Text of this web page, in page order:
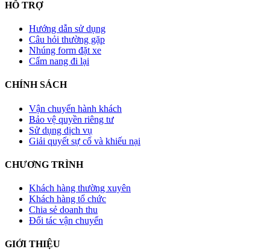
HỖ TRỢ
Hướng dẫn sử dụng
Câu hỏi thường gặp
Nhúng form đặt xe
Cẩm nang đi lại
CHÍNH SÁCH
Vận chuyển hành khách
Bảo vệ quyền riêng tư
Sử dụng dịch vụ
Giải quyết sự cố và khiếu nại
CHƯƠNG TRÌNH
Khách hàng thường xuyên
Khách hàng tổ chức
Chia sẻ doanh thu
Đối tác vận chuyển
GIỚI THIỆU